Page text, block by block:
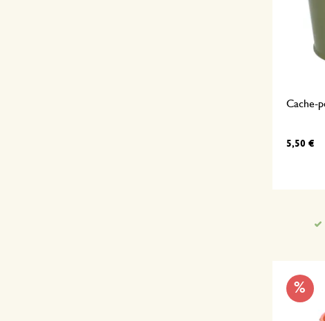
Cache-
5,50 €
%